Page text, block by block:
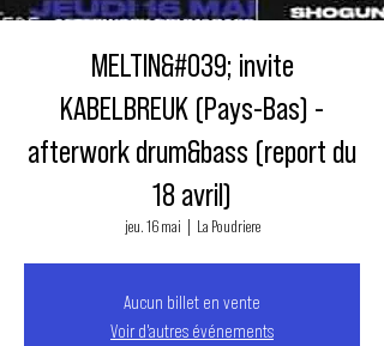
MELTIN&#039; invite
KABELBREUK (Pays-Bas) -
afterwork drum&bass (report du
18 avril)
jeu. 16 mai La Poudriere
Aucun billet en vente
Voir d'autres événements